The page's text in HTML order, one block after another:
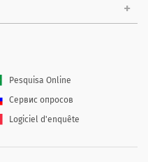
Pesquisa Online
Сервис опросов
Logiciel d'enquête